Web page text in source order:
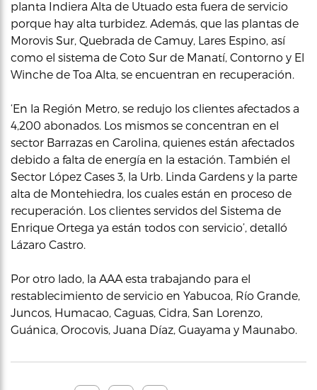
planta Indiera Alta de Utuado esta fuera de servicio
porque hay alta turbidez. Además, que las plantas de
Morovis Sur, Quebrada de Camuy, Lares Espino, así
como el sistema de Coto Sur de Manatí, Contorno y El
Winche de Toa Alta, se encuentran en recuperación.
‘En la Región Metro, se redujo los clientes afectados a
4,200 abonados. Los mismos se concentran en el
sector Barrazas en Carolina, quienes están afectados
debido a falta de energía en la estación. También el
Sector López Cases 3, la Urb. Linda Gardens y la parte
alta de Montehiedra, los cuales están en proceso de
recuperación. Los clientes servidos del Sistema de
Enrique Ortega ya están todos con servicio’, detalló
Lázaro Castro.
Por otro lado, la AAA esta trabajando para el
restablecimiento de servicio en Yabucoa, Río Grande,
Juncos, Humacao, Caguas, Cidra, San Lorenzo,
Guánica, Orocovis, Juana Díaz, Guayama y Maunabo.